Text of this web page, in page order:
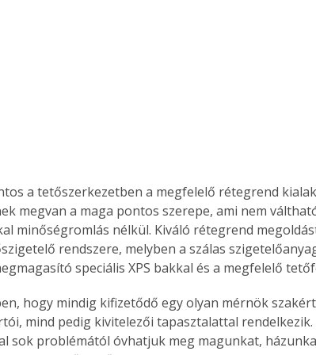
egyedi
is
Bárhol,
élve
a tetőszerkezetben a megfelelő rétegrend
megvan a maga pontos szerepe, ami nem
minőségromlás nélkül. Kiváló rétegrend
rendszere, melyben a szálas
speciális XPS bakkal és a megfelelő
hogy mindig kifizetődő egy olyan mérnök
mind pedig kivitelezői tapasztalattal rendelkezik.
sok problémától óvhatjuk meg magunkat,